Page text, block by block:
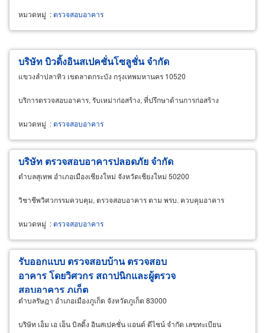
หมวดหมู่ :ตรวจสอบอาคาร
บริษัท บิวดิ้งอินสเปคชั่นโซลูชั่น จำกัด
แขวงลำปลาทิว เขตลาดกระบัง กรุงเทพมหานคร 10520
บริการตรวจสอบอาคาร, รับเหม่าก่อสร้าง, ที่ปรึกษาด้านการก่อสร้าง
หมวดหมู่ :ตรวจสอบอาคาร
บริษัท ตรวจสอบอาคารปลอดภัย จำกัด
ตำบลสุเทพ อำเภอเมืองเชียงใหม่ จังหวัดเชียงใหม่ 50200
วิชาชีพวิศวกรรมควบคุม, ตรวจสอบอาคาร ตาม พรบ. ควบคุมอาคาร
หมวดหมู่ :ตรวจสอบอาคาร
รับออกแบบ ตรวจสอบบ้าน ตรวจสอบ
อาคาร โดยวิศวกร สถาปนิกและผู้ตรวจ
สอบอาคาร ภูเก็ต
ตำบลรัษฎา อำเภอเมืองภูเก็ต จังหวัดภูเก็ต 83000
บริษัท เอ็ม เอ เอ็น บิลดิ้ง อินสเปคชั่น แอนด์ ดีไซน์ จำกัด เลขทะเบียน